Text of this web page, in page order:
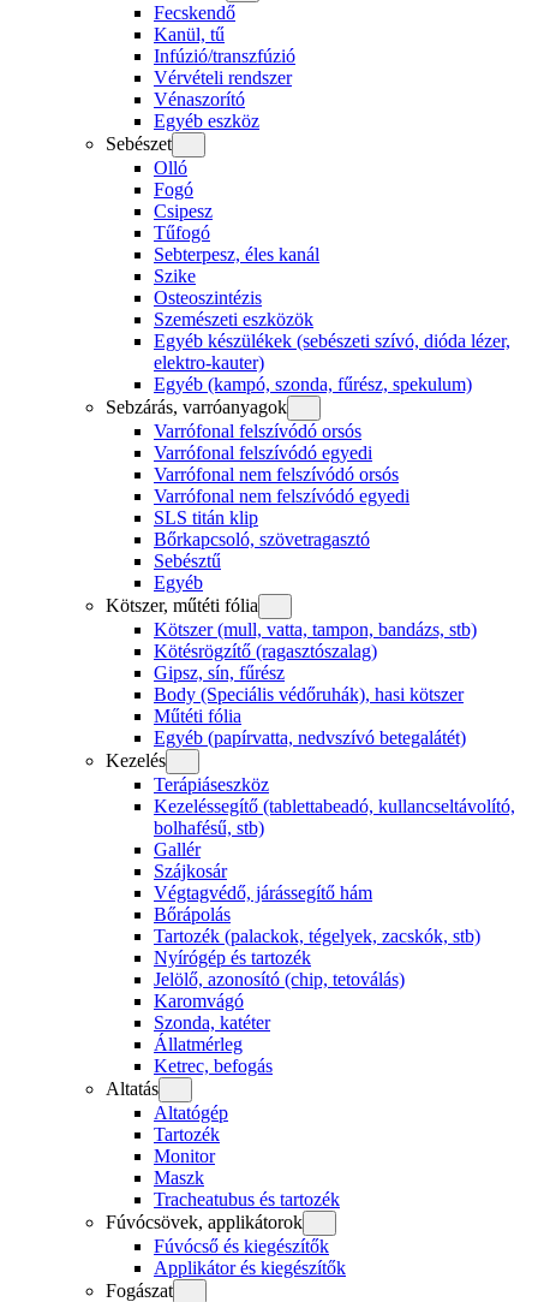
Fecskendő
Kanül, tű
Infúzió/transzfúzió
Vérvételi rendszer
Vénaszorító
Egyéb eszköz
Sebészet
Olló
Fogó
Csipesz
Tűfogó
Sebterpesz, éles kanál
Szike
Osteoszintézis
Szemészeti eszközök
Egyéb készülékek (sebészeti szívó, dióda lézer,
elektro-kauter)
Egyéb (kampó, szonda, fűrész, spekulum)
Sebzárás, varróanyagok
Varrófonal felszívódó orsós
Varrófonal felszívódó egyedi
Varrófonal nem felszívódó orsós
Varrófonal nem felszívódó egyedi
SLS titán klip
Bőrkapcsoló, szövetragasztó
Sebésztű
Egyéb
Kötszer, műtéti fólia
Kötszer (mull, vatta, tampon, bandázs, stb)
Kötésrögzítő (ragasztószalag)
Gipsz, sín, fűrész
Body (Speciális védőruhák), hasi kötszer
Műtéti fólia
Egyéb (papírvatta, nedvszívó betegalátét)
Kezelés
Terápiáseszköz
Kezeléssegítő (tablettabeadó, kullancseltávolító,
bolhafésű, stb)
Gallér
Szájkosár
Végtagvédő, járássegítő hám
Bőrápolás
Tartozék (palackok, tégelyek, zacskók, stb)
Nyírógép és tartozék
Jelölő, azonosító (chip, tetoválás)
Karomvágó
Szonda, katéter
Állatmérleg
Ketrec, befogás
Altatás
Altatógép
Tartozék
Monitor
Maszk
Tracheatubus és tartozék
Fúvócsövek, applikátorok
Fúvócső és kiegészítők
Applikátor és kiegészítők
Fogászat